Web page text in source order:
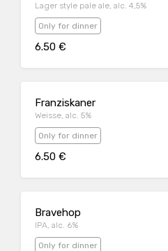
Lager style pale ale, alc. 4,5%
Only for dinner
6.50 €
Franziskaner
Weisse, alc. 5%
Only for dinner
6.50 €
Bravehop
IPA, alc. 6%
Only for dinner